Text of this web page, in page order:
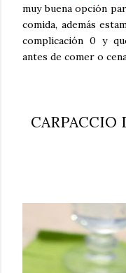
muy buena opción
comida, además
complicación 0 y
antes de comer o
CARPACCIO